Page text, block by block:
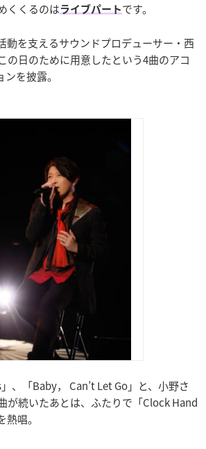
くくるのは ライブパート です。
動を支えるサウンドプロデューサー・西
の日のために用意したという4曲のアコ
を披露。
、「Baby， Can’t Let Go」と、小野さ
が続いたあとは、ふたりで「Clock Hand
唱。